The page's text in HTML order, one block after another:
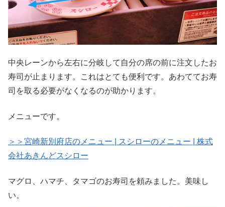
中央レーンから左右に分岐して自分の席の前に注文したお
寿司が止まります。これはとても便利です。あわててお寿
司を取る必要がなくなるのが助かります。
メニューです。
＞＞宮崎新別府店のメニュー | スシローのメニュー | 株式
会社あきんどスシロー
マグロ、ハマチ、タマゴのお寿司を頼みました。美味し
い。